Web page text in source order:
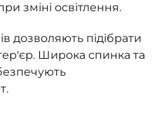
зміні освітлення.
дозволяють підібрати
Широка спинка та